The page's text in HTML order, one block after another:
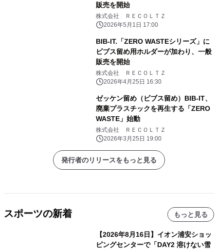
販売を開始
株式会社 ＲＥＣＯＬＴＺ
2026年5月1日 17:00
BIB-IT.「ZERO WASTEシリーズ」に
ビブス留め用ホルダーが加わり、一般
販売を開始
株式会社 ＲＥＣＯＬＴＺ
2026年4月25日 16:30
ゼッケン留め（ビブス留め）BIB-IT、
廃棄プラスチックを再生する「ZERO
WASTE」始動
株式会社 ＲＥＣＯＬＴＺ
2026年3月25日 19:00
発行者のリリースをもっと見る
スポーツの新着 もっと見る
【2026年8月16日】イオン浦安ショッ
ピングセンターで「DAY2 溶けない雪